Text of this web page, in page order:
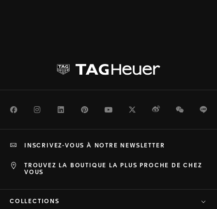
FacebookInstagramLinkedInPinterestYoutubeTwitterWeiboWeChat
TROUVEZ LA BOUTIQUE LA PLUS PROCHE DE CHEZ
VOUS
INSCRIVEZ-VOUS À NOTRE NEWSLETTER
COLLECTIONS